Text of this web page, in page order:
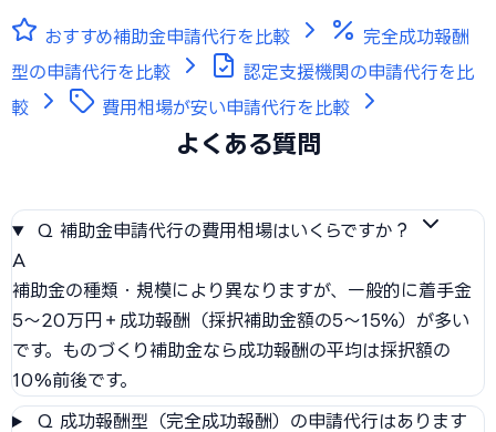
おすすめ補助金申請代行を比較
完全成功報酬
型の申請代行を比較
認定支援機関の申請代行を比
較
費用相場が安い申請代行を比較
よくある質問
Q 補助金申請代行の費用相場はいくらですか？
A
補助金の種類・規模により異なりますが、一般的に着手金
5〜20万円＋成功報酬（採択補助金額の5〜15%）が多い
です。ものづくり補助金なら成功報酬の平均は採択額の
10%前後です。
Q 成功報酬型（完全成功報酬）の申請代行はあります